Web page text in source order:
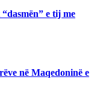
e tij me
në Maqedoninë e